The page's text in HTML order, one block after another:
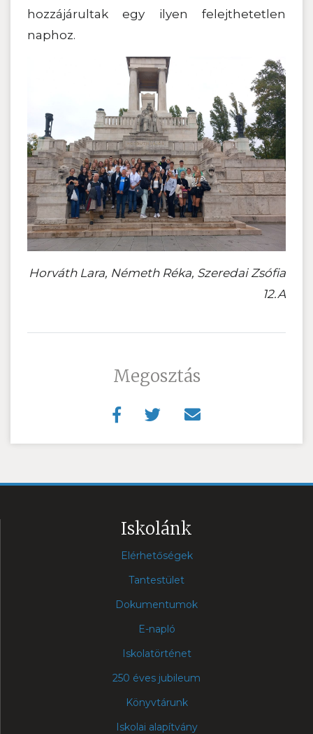
hozzájárultak egy ilyen felejthetetlen
naphoz.
Horváth Lara, Németh Réka, Szeredai Zsófia
12.A
Megosztás
Iskolánk
Elérhetőségek
Tantestület
Dokumentumok
E-napló
Iskolatörténet
250 éves jubileum
Könyvtárunk
Iskolai alapítvány